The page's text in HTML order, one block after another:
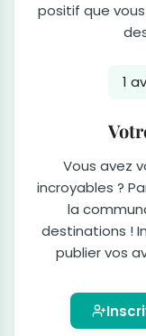
positif que
1
Vous avez
incroyables ?
la
destinations !
publier vos